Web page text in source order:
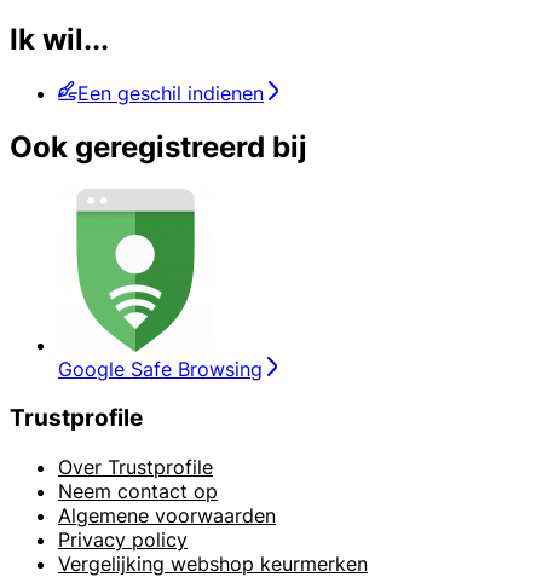
Ik wil...
Een geschil indienen
Ook geregistreerd bij
Google Safe Browsing
Trustprofile
Over Trustprofile
Neem contact op
Algemene voorwaarden
Privacy policy
Vergelijking webshop keurmerken